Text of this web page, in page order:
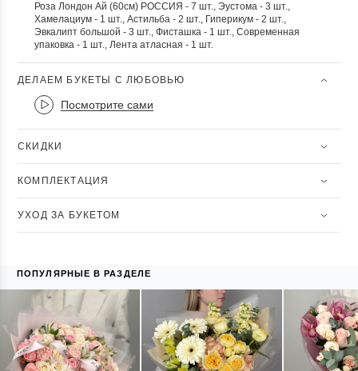
Роза Лондон Ай (60см) РОССИЯ - 7 шт., Эустома - 3 шт.,
Хамелациум - 1 шт., Астильба - 2 шт., Гиперикум - 2 шт.,
Эвкалипт большой - 3 шт., Фисташка - 1 шт., Современная
упаковка - 1 шт., Лента атласная - 1 шт.
ДЕЛАЕМ БУКЕТЫ С ЛЮБОВЬЮ
Посмотрите сами
СКИДКИ
КОМПЛЕКТАЦИЯ
УХОД ЗА БУКЕТОМ
ПОПУЛЯРНЫЕ В РАЗДЕЛЕ